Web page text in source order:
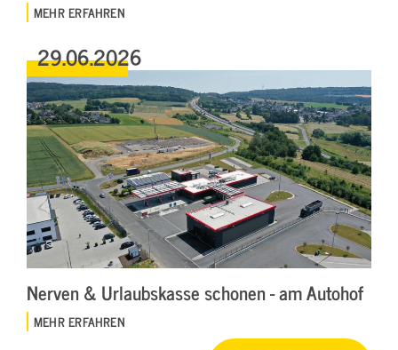
MEHR ERFAHREN
29.06.2026
Nerven & Urlaubskasse schonen - am Autohof
MEHR ERFAHREN